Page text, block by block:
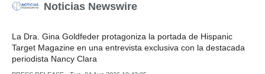
Noticias Newswire
La Dra. Gina Goldfeder protagoniza la portada de Hispanic
Target Magazine en una entrevista exclusiva con la destacada
periodista Nancy Clara